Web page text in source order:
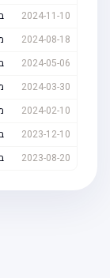
2024-11-10
2024-08-18
2024-05-06
2024-03-30
2024-02-10
2023-12-10
2023-08-20